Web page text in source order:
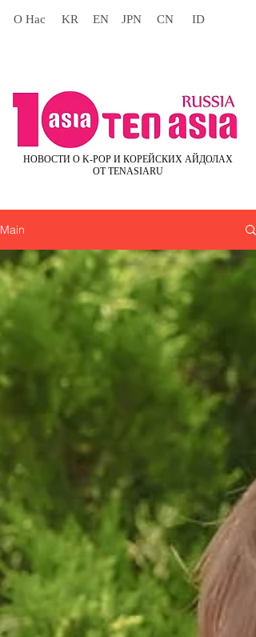
О Нас KR EN JPN CN ID
НОВОСТИ О K-POP И КОРЕЙСКИХ АЙДОЛАХ
ОТ TENASIARU
Main